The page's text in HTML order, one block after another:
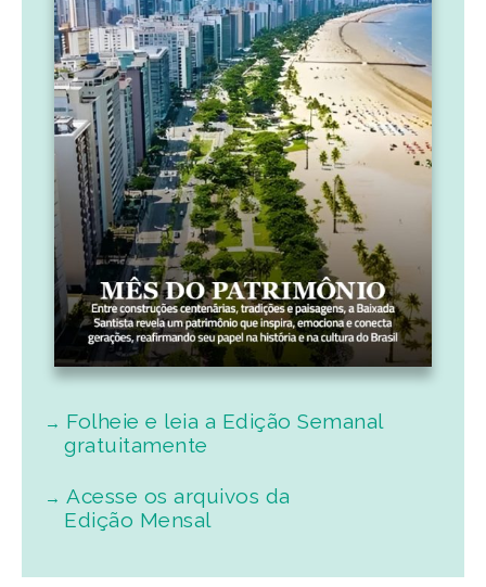
Folheie e leia a Edição Semanal
gratuitamente
Acesse os arquivos da
Edição Mensal